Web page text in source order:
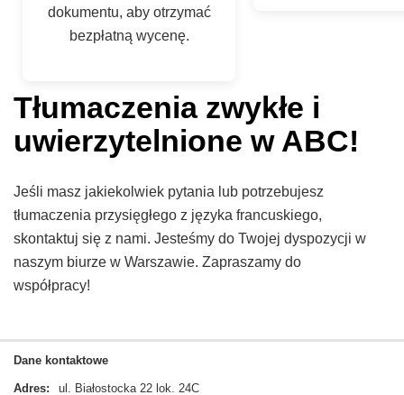
dokumentu, aby otrzymać
bezpłatną wycenę.
Tłumaczenia zwykłe i
uwierzytelnione w ABC!
Jeśli masz jakiekolwiek pytania lub potrzebujesz
tłumaczenia przysięgłego z języka francuskiego,
skontaktuj się z nami. Jesteśmy do Twojej dyspozycji w
naszym biurze w Warszawie. Zapraszamy do
współpracy!
Dane kontaktowe
Adres: ul. Białostocka 22 lok. 24C